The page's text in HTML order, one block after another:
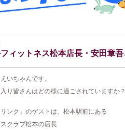
ィットネス松本店長・安田章
いちゃんです。
り皆さんはどの様に過ごされていますか
ンク」のゲストは、松本駅前にある
クラブ松本の店長